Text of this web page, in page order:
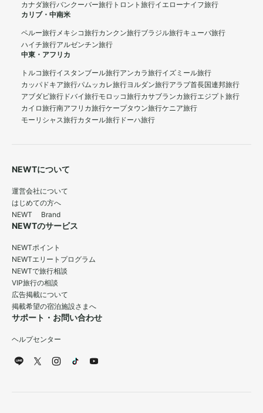
カナダ旅行バンクーバー旅行 トロント旅行イエローナイフ旅行
カリブ・中南米
ペルー旅行メキシコ旅行カンクン旅行ブラジル旅行キューバ旅行
ハイチ旅行アルゼンチン旅行
中東・アフリカ
トルコ旅行イスタンブール旅行アンカラ旅行イズミール旅行
カッパドキア旅行パムッカレ旅行ヨルダン旅行アラブ首長国連邦旅行
アブダビ旅行 ドバイ旅行モロッコ旅行カサブランカ旅行エジプト旅行
カイロ旅行南アフリカ旅行ケープタウン旅行ケニア旅行
モーリシャス旅行カタール旅行 ドーハ旅行
NEWTについて
運営会社について
はじめての方へ
NEWT Brand
NEWTのサービス
NEWTポイント
NEWTエリートプログラム
NEWTで旅行相談
VIP旅行の相談
広告掲載について
掲載希望の宿泊施設さまへ
サポート・お問い合わせ
ヘルプセンター